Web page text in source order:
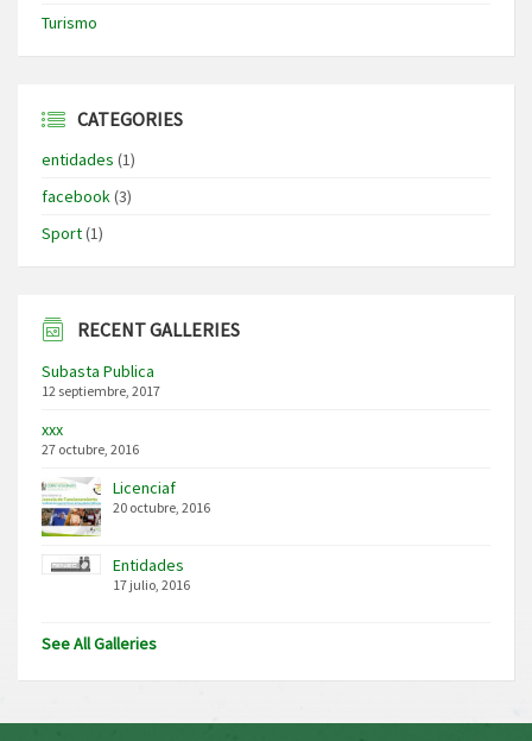
Turismo
CATEGORIES
entidades (1)
facebook(3)
Sport(1)
RECENT GALLERIES
Subasta Publica
12 septiembre, 2017
xxx
27 octubre, 2016
Licenciaf
20 octubre, 2016
Entidades
17 julio, 2016
See All Galleries